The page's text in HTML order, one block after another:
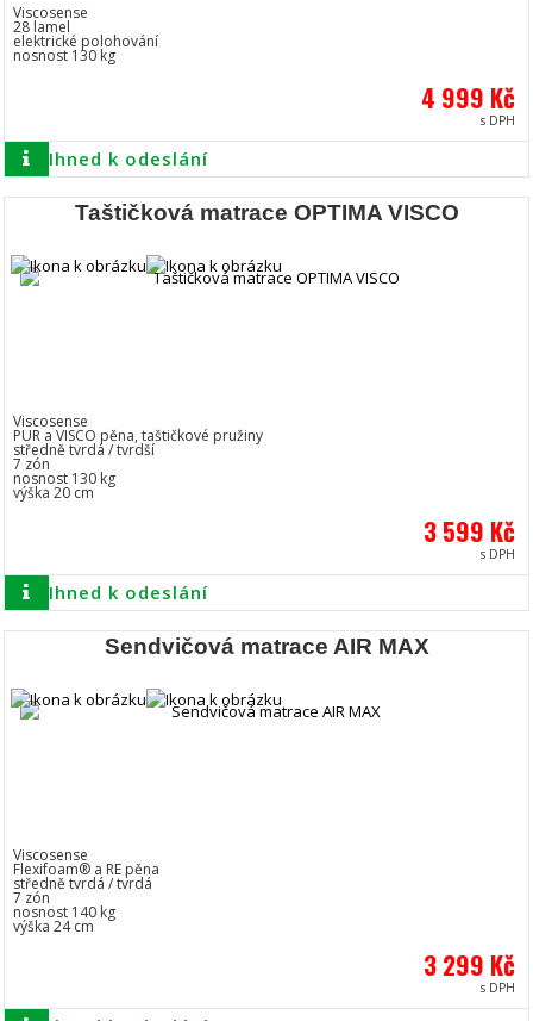
Viscosense
28 lamel
elektrické polohování
nosnost 130 kg
4 999 Kč
s DPH
Ihned k odeslání
Taštičková matrace OPTIMA VISCO
Viscosense
PUR a VISCO pěna, taštičkové pružiny
středně tvrdá / tvrdší
7 zón
nosnost 130 kg
výška 20 cm
3 599 Kč
s DPH
Ihned k odeslání
Sendvičová matrace AIR MAX
Viscosense
Flexifoam® a RE pěna
středně tvrdá / tvrdá
7 zón
nosnost 140 kg
výška 24 cm
3 299 Kč
s DPH